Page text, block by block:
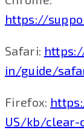
https://
Safari:
in/guide/
Firefox:
US/kb/clear-